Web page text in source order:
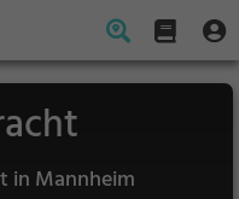
in Mannheim